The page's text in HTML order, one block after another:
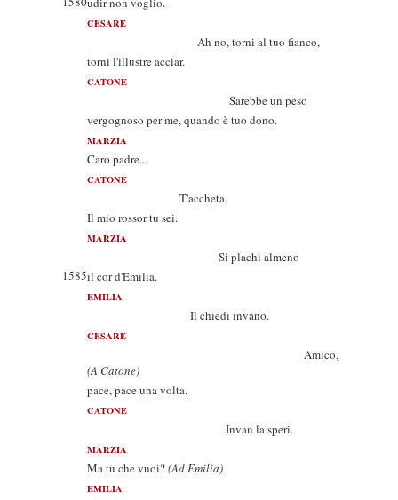
CESARE
Ah no, torni al tuo fianco,
torni l'illustre acciar.
CATONE
Sarebbe un peso
vergognoso per me, quando è tuo dono.
MARZIA
Caro padre...
CATONE
T'accheta.
Il mio rossor tu sei.
MARZIA
Si plachi almeno
1585il cor d'Emilia.
EMILIA
Il chiedi invano.
CESARE
Amico,
(A Catone)
pace, pace una volta.
CATONE
Invan la speri.
MARZIA
Ma tu che vuoi?(Ad Emilia)
EMILIA